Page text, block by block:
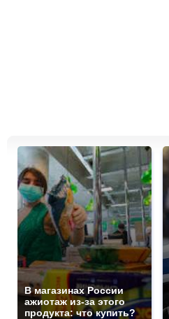
В магазинах России
ажиотаж из-за этого
продукта: что купить?